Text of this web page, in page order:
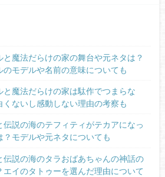
と魔法だらけの家の舞台や元ネタは？
のモデルや名前の意味についても
と魔法だらけの家は駄作でつまらな
くないし感動しない理由の考察も
伝説の海のテフィティがテカアになっ
？モデルや元ネタについても
伝説の海のタラおばあちゃんの神話の
エイのタトゥーを選んだ理由について